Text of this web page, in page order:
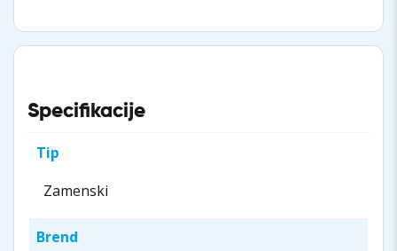
Specifikacije
Tip
Zamenski
Brend